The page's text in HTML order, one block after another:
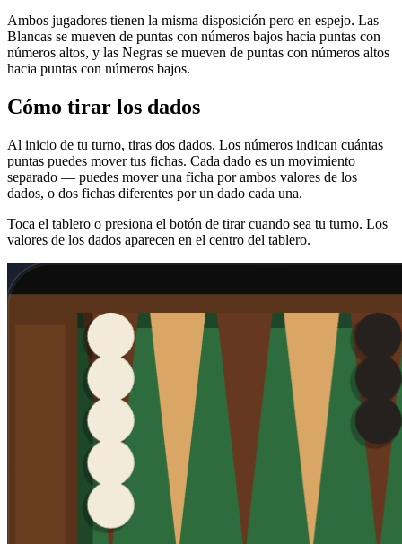
Ambos jugadores tienen la misma disposición pero en espejo. Las
Blancas se mueven de puntas con números bajos hacia puntas con
números altos, y las Negras se mueven de puntas con números altos
hacia puntas con números bajos.
Cómo tirar los dados
Al inicio de tu turno, tiras dos dados. Los números indican cuántas
puntas puedes mover tus fichas. Cada dado es un movimiento
separado — puedes mover una ficha por ambos valores de los
dados, o dos fichas diferentes por un dado cada una.
Toca el tablero o presiona el botón de tirar cuando sea tu turno. Los
valores de los dados aparecen en el centro del tablero.